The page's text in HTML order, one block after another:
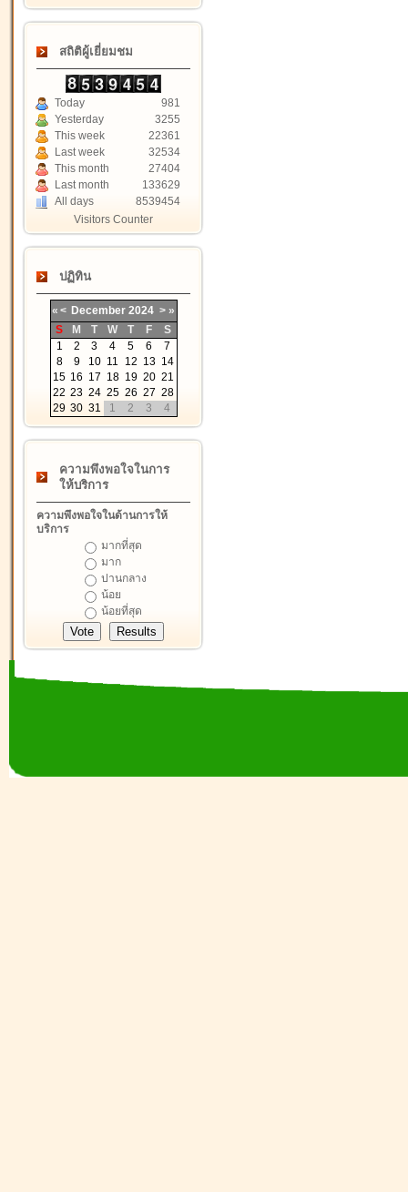
สถิติผู้เยี่ยมชม
Today
981
Yesterday
3255
This week
22361
Last week
32534
This month
27404
Last month
133629
All days
8539454
Visitors Counter
ปฏิทิน
« < December 2024 > »
S
M T W T F
S
1
2 3 4 5 6
7
8
9 10 11 12 13 14
15 16 17 18 19 20 21
22 23 24 25 26 27 28
29 30 31 1 2 3 4
ความพึงพอใจในการ
ให้บริการ
ความพึงพอใจในด้านการให้
บริการ
มากที่สุด
มาก
ปานกลาง
น้อย
น้อยที่สุด